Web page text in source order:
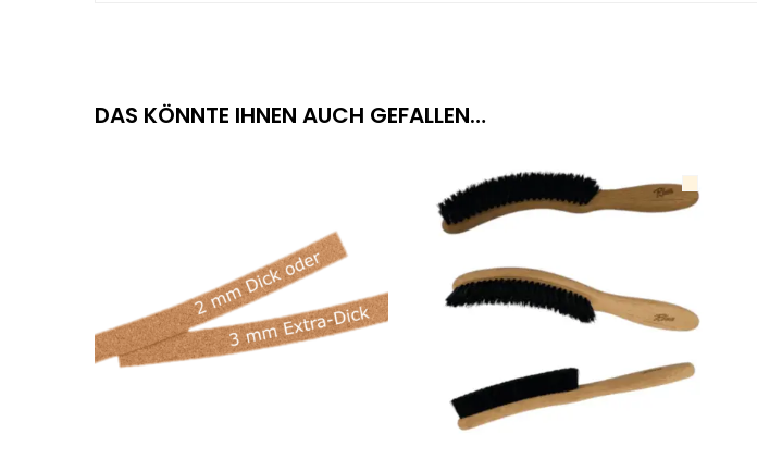
DAS KÖNNTE IHNEN AUCH GEFALLEN…